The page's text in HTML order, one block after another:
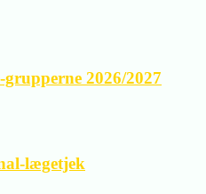
2026/2027
lægetjek